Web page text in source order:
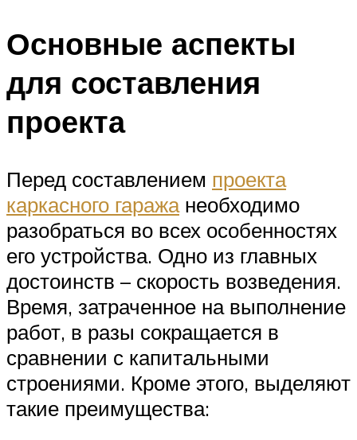
Основные аспекты
для составления
проекта
Перед составлением проекта
каркасного гаражанеобходимо
разобраться во всех особенностях
его устройства. Одно из главных
достоинств – скорость возведения.
Время, затраченное на выполнение
работ, в разы сокращается в
сравнении с капитальными
строениями. Кроме этого, выделяют
такие преимущества: